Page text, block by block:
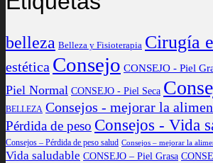
belleza Belleza y Fisioterapia Cirugía
estética Consejo CONSEJO - Piel
Piel Normal CONSEJO - Piel Seca
BELLEZA Consejos - mejorar la
Pérdida de peso Consejos - Vida
Consejos – Pérdida de peso salud Consejos – mejorar la
Vida saludable CONSEJO – Piel Grasa